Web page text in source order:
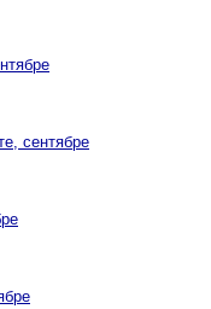
сентябре